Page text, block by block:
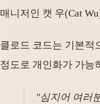
매니저인 캣 우(Cat
클로드 코드는 기본적
정도로 개인화가 가능
"심지어 여러